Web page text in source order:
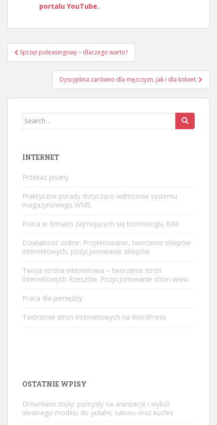
portalu YouTube.
Nawigacja
wpisu
Sprzęt poleasingowy – dlaczego warto?
Dyscyplina zarówno dla mężczyzn, jak i dla kobiet.
Search
INTERNET
Przekaz pisany
Praktyczne porady dotyczące wdrożenia systemu
magazynowego WMS
Praca w firmach zajmujących się technologią BIM
Działalność online. Projektowanie, tworzenie sklepów
internetowych, pozycjonowanie sklepów
Twoja strona internetowa – tworzenie stron
internetowych Rzeszów. Pozycjonowanie stron www
Praca dla pieniędzy
Tworzenie stron internetowych na WordPress
OSTATNIE WPISY
Drewniane stoły: pomysły na aranżacje i wybór
idealnego modelu do jadalni, salonu oraz kuchni